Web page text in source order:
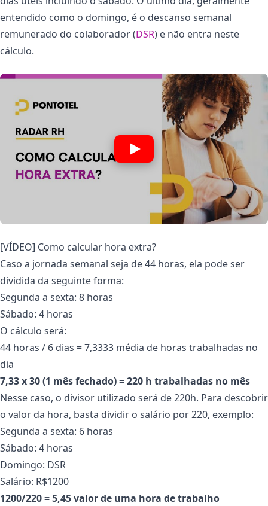
entendido como o domingo, é o descanso semanal
remunerado do colaborador (DSR) e não entra neste
cálculo.
[VÍDEO] Como calcular hora extra?
Caso a jornada semanal seja de 44 horas, ela pode ser
dividida da seguinte forma:
Segunda a sexta: 8 horas
Sábado: 4 horas
O cálculo será:
44 horas / 6 dias = 7,3333 média de horas trabalhadas no
dia
7,33 x 30 (1 mês fechado) = 220 h trabalhadas no mês
Nesse caso, o divisor utilizado será de 220h. Para descobrir
o valor da hora, basta dividir o salário por 220, exemplo:
Segunda a sexta: 6 horas
Sábado: 4 horas
Domingo: DSR
Salário: R$1200
1200/220 = 5,45 valor de uma hora de trabalho